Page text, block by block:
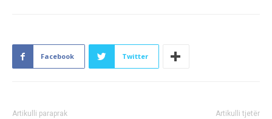
Facebook Twitter
Artikulli paraprak Artikulli tjetër